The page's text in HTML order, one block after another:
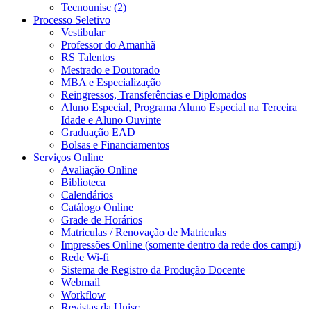
Tecnounisc (2)
Processo Seletivo
Vestibular
Professor do Amanhã
RS Talentos
Mestrado e Doutorado
MBA e Especialização
Reingressos, Transferências e Diplomados
Aluno Especial, Programa Aluno Especial na Terceira
Idade e Aluno Ouvinte
Graduação EAD
Bolsas e Financiamentos
Serviços Online
Avaliação Online
Biblioteca
Calendários
Catálogo Online
Grade de Horários
Matriculas / Renovação de Matriculas
Impressões Online (somente dentro da rede dos campi)
Rede Wi-fi
Sistema de Registro da Produção Docente
Webmail
Workflow